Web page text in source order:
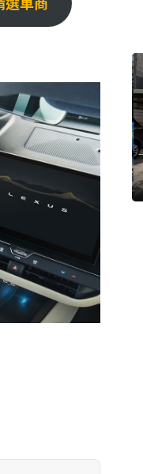
中古車行推薦｜跨界玩